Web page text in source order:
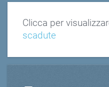
Clicca per
scadute